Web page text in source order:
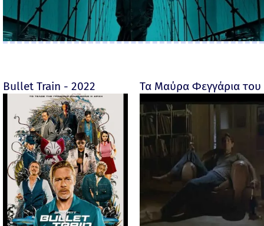
Bullet Train - 2022 Τα Μαύρα Φεγγάρια